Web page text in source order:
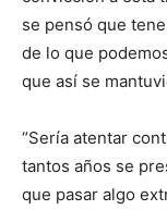
se pensó que
de lo que
que así se
“Sería atentar
tantos años se
que pasar algo